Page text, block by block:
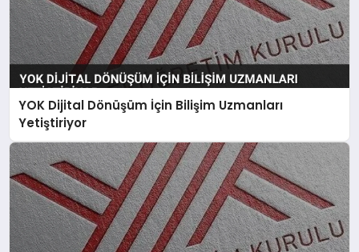
YOK Dijital Dönüşüm İçin Bilişim Uzmanları
Yetiştiriyor